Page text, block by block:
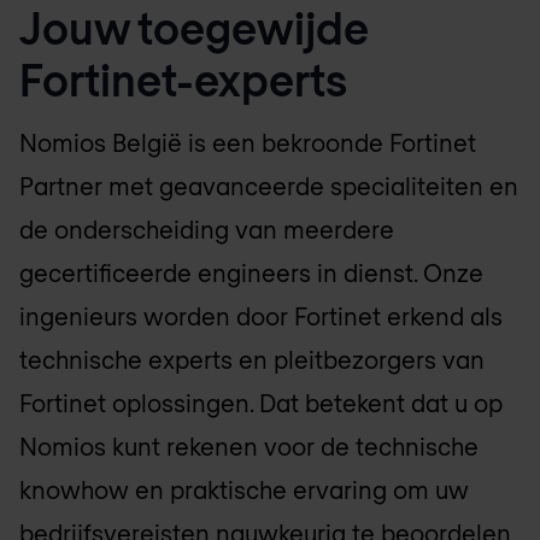
Jouw toegewijde
Fortinet-experts
Nomios België is een bekroonde Fortinet
Partner met geavanceerde specialiteiten en
de onderscheiding van meerdere
gecertificeerde engineers in dienst. Onze
ingenieurs worden door Fortinet erkend als
technische experts en pleitbezorgers van
Fortinet oplossingen. Dat betekent dat u op
Nomios kunt rekenen voor de technische
knowhow en praktische ervaring om uw
bedrijfsvereisten nauwkeurig te beoordelen